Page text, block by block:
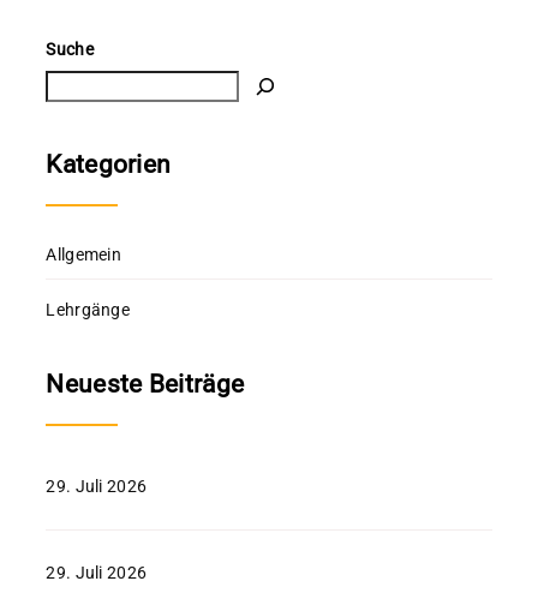
Suche
Kategorien
Allgemein
Lehrgänge
Neueste Beiträge
29. Juli 2026
29. Juli 2026